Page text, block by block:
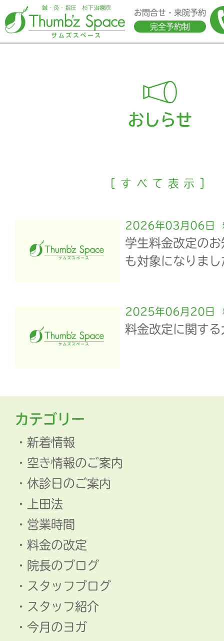
お問合せ・来院予約
完全予約制
おしらせ
［すべて表示］
2026年03月06日
学生料金改定の
も対象になりまし
2025年06月20日
料金改定に関す
カテゴリー
新着情報
空き情報のご案内
休診日のご案内
上田法
営業時間
料金の改定
院長のブログ
スタッフブログ
スタッフ紹介
今月のヨガ